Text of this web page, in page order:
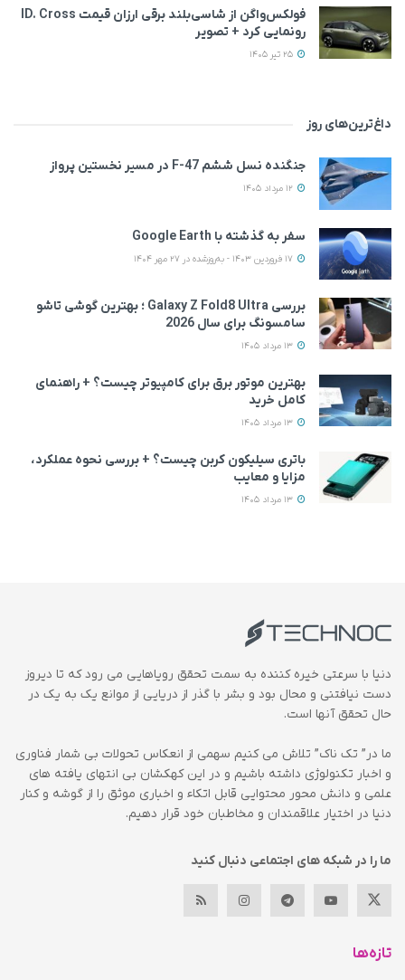
فولکس‌واگن از شاسی‌بلند برقی ارزان قیمت ID. Cross
رونمایی کرد + تصویر
داغ‌ترین‌های روز
جنگنده نسل ششم F-47 در مسیر نخستین پرواز
سفر به گذشته با Google Earth
بررسی Galaxy Z Fold8 Ultra ؛ بهترین گوشی تاشو
سامسونگ برای سال 2026
بهترین موتور برق برای کامپیوتر چیست؟ + راهنمای
کامل خرید
باتری سیلیکون کربن چیست؟ + بررسی نحوه عملکرد،
مزایا و معایب
دنیا با سرعتی خیره کننده به سمت تحقق رویاهایی می رود که تا دیروز
دست نیافتنی و محال بود و بشر با گذر از دریایی از موانع یک به یک در
حال تحقق آنها است.
ما در” تک ناک” تلاش می کنیم سهمی از انعکاس تحولات بی شمار فناوری
و اخبار تکنولوژی داشته باشیم و در این کهکشان بی انتهای یافته های
علمی و دانش محور محتوایی قابل اتکاء و اخباری موثق را از گوشه و کنار
دنیا در اختیار علاقمندان و مخاطبان خود قرار دهیم.
ما را در شبکه های اجتماعی دنبال کنید
تازه‌ها